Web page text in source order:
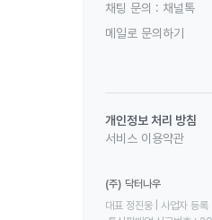
채팅 문의 : 채널톡
메일로 문의하기
개인정보 처리 방침
서비스 이용약관
(주) 닥터나우
대표 정진웅 | 사업자